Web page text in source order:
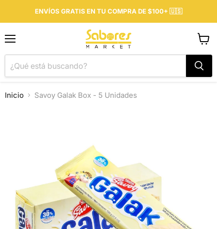
ENVÍOS GRATIS EN TU COMPRA DE $100+ 🇺🇸
carrito
Inicio Savoy Galak Box - 5 Unidades